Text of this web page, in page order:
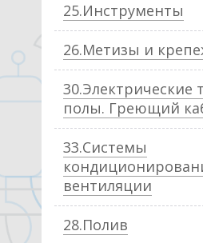
25.Инструменты
26.Метизы и
30.Электрические
полы. Греющий
33.Системы
вентиляции
28.Полив